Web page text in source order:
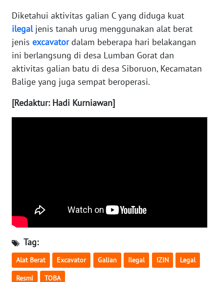
Diketahui aktivitas galian C yang diduga kuat
ilegaljenis tanah urug menggunakan alat berat
jenis excavatordalam beberapa hari belakangan
ini berlangsung di desa Lumban Gorat dan
aktivitas galian batu di desa Siboruon, Kecamatan
Balige yang juga sempat beroperasi.
[Redaktur: Hadi Kurniawan]
Tag:
Alat Berat Excavator Galian Ilegal IZIN Legal
Resmi TOBA
LAMPUNG
WN
JATENG
WN
WN
WN
KALBAR
WN
KALTENG